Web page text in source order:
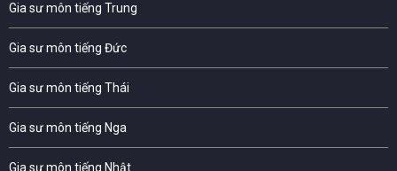
Gia sư môn tiếng Trung
Gia sư môn tiếng Đức
Gia sư môn tiếng Thái
Gia sư môn tiếng Nga
Gia sư môn tiếng Nhật